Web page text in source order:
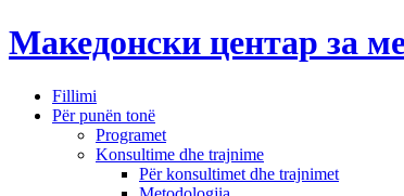
Македонски центар за
Fillimi
Për punën tonë
Programet
Konsultime dhe trajnime
Për konsultimet dhe trajnimet